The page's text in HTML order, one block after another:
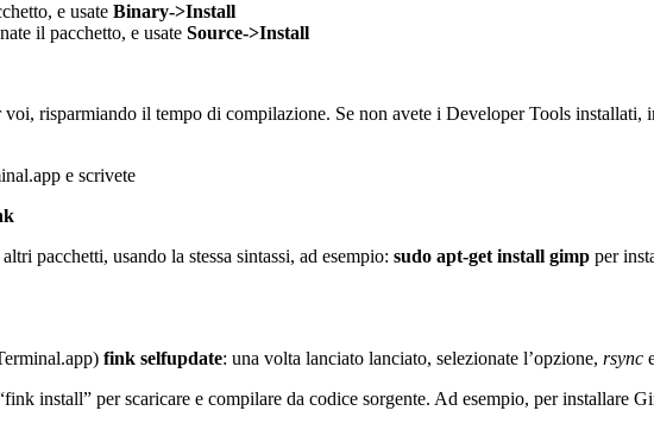
e usate Binary->Install
il pacchetto, e usate Source->Install
risparmiando il tempo di compilazione. Se non avete i Developer Tools installati,
e scrivete
pacchetti, usando la stessa sintassi, ad esempio: sudo apt-get install gimp per
fink selfupdate: una volta lanciato lanciato, selezionate l’opzione, rsync
install” per scaricare e compilare da codice sorgente. Ad esempio, per installare